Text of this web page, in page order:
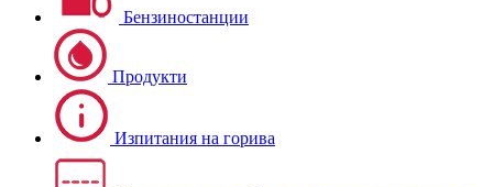
Бензиностанции
Продукти
Изпитания на горива